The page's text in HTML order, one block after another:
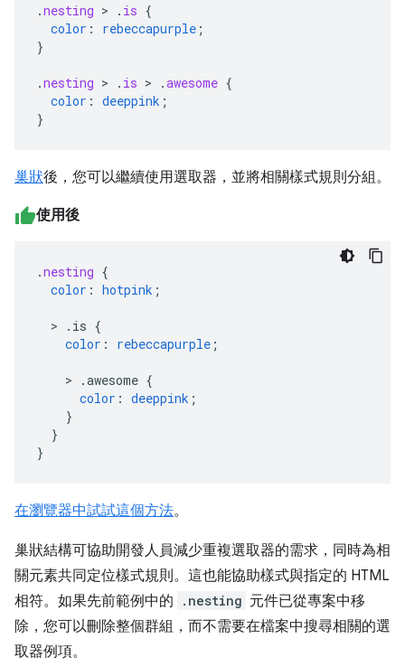
.nesting > . is {
color : rebeccapurple ;
}
.nesting > . is > .awesome {
color : deeppink ;
}
巢狀後，您可以繼續使用選取器，並將相關樣式規則分組。
使用後
.nesting {
color : hotpink ;
> .is {
color : rebeccapurple ;
> .awesome {
color : deeppink ;
}
}
}
在瀏覽器中試試這個方法。
巢狀結構可協助開發人員減少重複選取器的需求，同時為相
關元素共同定位樣式規則。這也能協助樣式與指定的 HTML
相符。如果先前範例中的
.nesting 元件已從專案中移
除，您可以刪除整個群組，而不需要在檔案中搜尋相關的選
取器例項。